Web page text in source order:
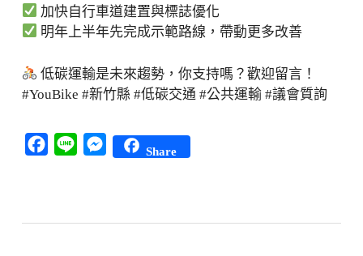
加快自行車道建置與標誌優化
明年上半年先完成示範路線，帶動更多改善
低碳運輸是未來趨勢，你支持嗎？歡迎留言！
#YouBike #新竹縣 #低碳交通 #公共運輸 #議會質詢
Facebook
Line Messenger
Share